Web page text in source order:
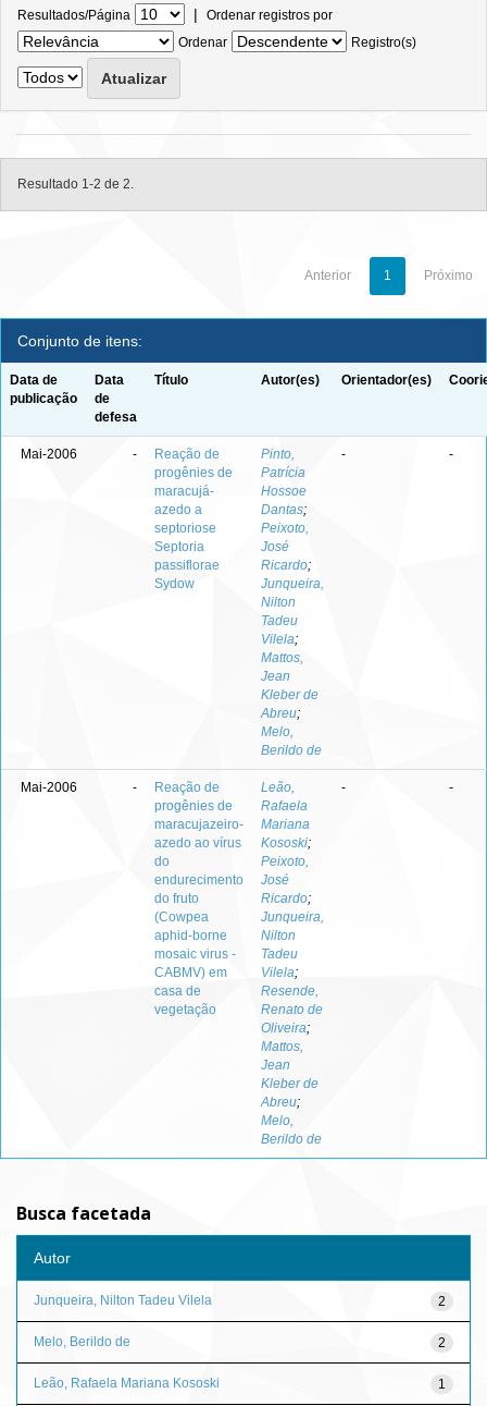
Resultados/Página | Ordenar registros por
Ordenar
Registro(s)
Resultado 1-2 de 2.
Anterior 1 Próximo
Conjunto de itens:
Data de
publicação
Data
de
defesa
Título Autor(es) Orientador(es)
Mai-2006 -
Reação de
progênies de
maracujá-
azedo a
septoriose
Septoria
passiflorae
Sydow
Pinto,
Patrícia
Hossoe
Dantas;
Peixoto,
José
Ricardo;
Junqueira,
Nilton
Tadeu
Vilela;
Mattos,
Jean
Kleber de
Abreu;
Melo,
Berildo de
- -
Mai-2006 -
Reação de
progênies de
maracujazeiro-
azedo ao vírus
do
endurecimento
do fruto
(Cowpea
aphid-borne
mosaic virus -
CABMV) em
casa de
vegetação
Leão,
Rafaela
Mariana
Kososki;
Peixoto,
José
Ricardo;
Junqueira,
Nilton
Tadeu
Vilela;
Resende,
Renato de
Oliveira;
Mattos,
Jean
Kleber de
Abreu;
Melo,
Berildo de
- -
Busca facetada
Autor
2
Junqueira, Nilton Tadeu Vilela
2
Melo, Berildo de
1
Leão, Rafaela Mariana Kososki